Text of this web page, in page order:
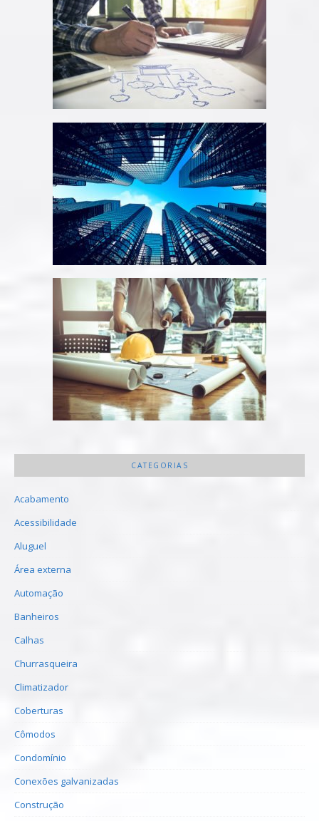
CATEGORIAS
Acabamento
Acessibilidade
Aluguel
Área externa
Automação
Banheiros
Calhas
Churrasqueira
Climatizador
Coberturas
Cômodos
Condomínio
Conexões galvanizadas
Construção